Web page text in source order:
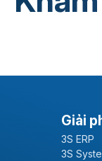
Giải
3S ERP
3S